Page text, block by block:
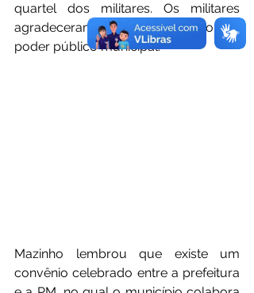
quartel dos militares. Os militares
agradeceram mais esse apoio do
poder público municipal.
Mazinho lembrou que existe um
convênio celebrado entre a prefeitura